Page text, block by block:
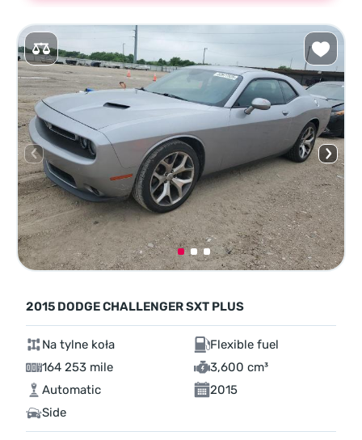
2015 DODGE CHALLENGER SXT PLUS
Na tylne koła
Flexible fuel
164 253 mile
3,600 cm³
Automatic
2015
Side